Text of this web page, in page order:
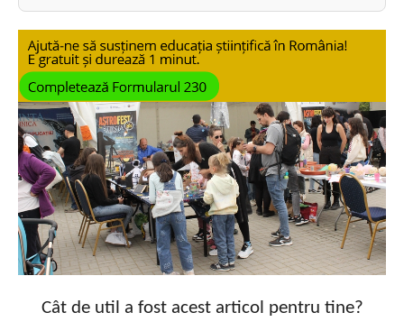
Cât de util a fost acest articol pentru tine?